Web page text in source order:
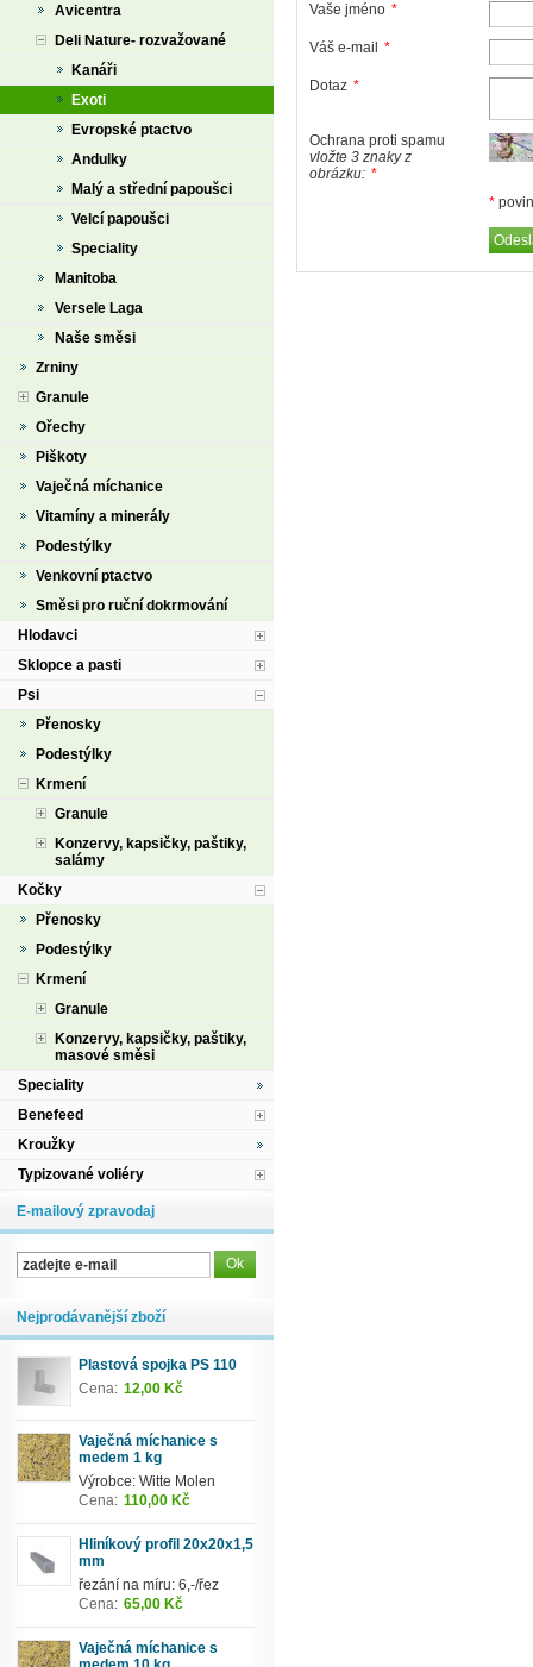
Vaše jméno *
Váš e-mail *
Dotaz *
Ochrana proti spamu
vložte 3 znaky z
obrázku: *
*
Avicentra
Deli Nature- rozvažované
Kanáři
Exoti
Evropské ptactvo
Andulky
Malý a střední papoušci
Velcí papoušci
Speciality
Manitoba
Versele Laga
Naše směsi
Zrniny
Granule
Ořechy
Piškoty
Vaječná míchanice
Vitamíny a minerály
Podestýlky
Venkovní ptactvo
Směsi pro ruční dokrmování
Hlodavci
Sklopce a pasti
Psi
Přenosky
Podestýlky
Krmení
Granule
Konzervy, kapsičky, paštiky,
salámy
Kočky
Přenosky
Podestýlky
Krmení
Granule
Konzervy, kapsičky, paštiky,
masové směsi
Speciality
Benefeed
Kroužky
Typizované voliéry
E-mailový zpravodaj
Nejprodávanější zboží
Plastová spojka PS 110
Cena: 12,00 Kč
Vaječná míchanice s
medem 1 kg
Výrobce: Witte Molen
Cena: 110,00 Kč
Hliníkový profil 20x20x1,5
mm
řezání na míru: 6,-/řez
Cena: 65,00 Kč
Vaječná míchanice s